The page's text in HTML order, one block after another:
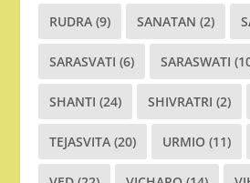
RUDRA (9) SANATAN (2)
SARASVATI (6) SARASWATI
SHANTI (24) SHIVRATRI (2)
TEJASVITA (20) URMIO (11)